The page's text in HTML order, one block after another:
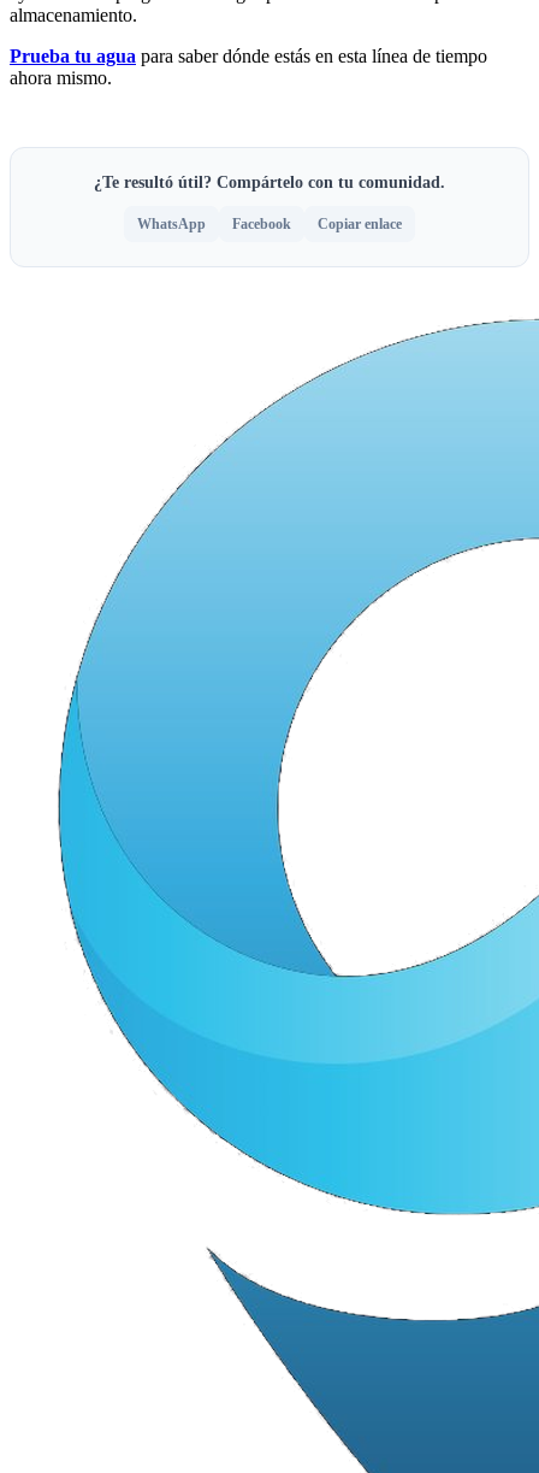
almacenamiento.
Prueba tu agua para saber dónde estás en esta línea de tiempo
ahora mismo.
¿Te resultó útil? Compártelo con tu comunidad.
WhatsApp Facebook Copiar enlace